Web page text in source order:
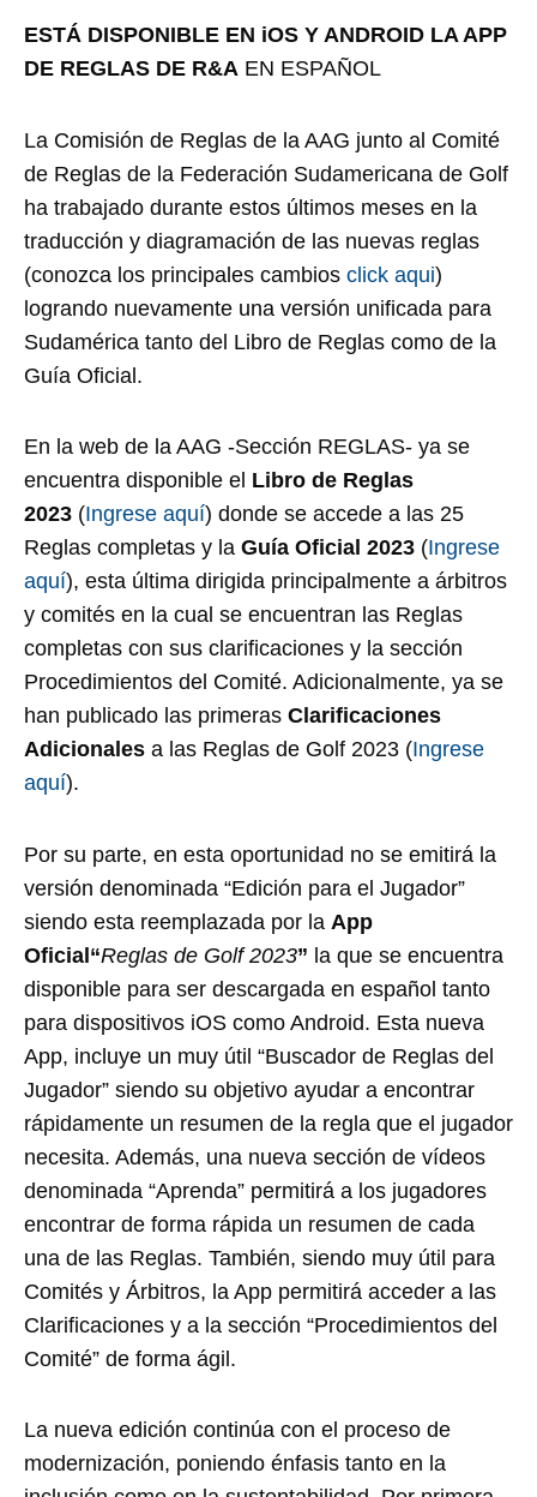
ESTÁ DISPONIBLE EN iOS Y ANDROID LA APP
DE REGLAS DE R&A EN ESPAÑOL
La Comisión de Reglas de la AAG junto al Comité
de Reglas de la Federación Sudamericana de Golf
ha trabajado durante estos últimos meses en la
traducción y diagramación de las nuevas reglas
(conozca los principales cambios click aqui)
logrando nuevamente una versión unificada para
Sudamérica tanto del Libro de Reglas como de la
Guía Oficial.
En la web de la AAG -Sección REGLAS- ya se
encuentra disponible el Libro de Reglas
2023 (Ingrese aquí) donde se accede a las 25
Reglas completas y la Guía Oficial 2023 (Ingrese
aquí), esta última dirigida principalmente a árbitros
y comités en la cual se encuentran las Reglas
completas con sus clarificaciones y la sección
Procedimientos del Comité. Adicionalmente, ya se
han publicado las primeras Clarificaciones
Adicionales a las Reglas de Golf 2023 (Ingrese
aquí).
Por su parte, en esta oportunidad no se emitirá la
versión denominada “Edición para el Jugador”
siendo esta reemplazada por la App
Oficial“Reglas de Golf 2023” la que se encuentra
disponible para ser descargada en español tanto
para dispositivos iOS como Android. Esta nueva
App, incluye un muy útil “Buscador de Reglas del
Jugador” siendo su objetivo ayudar a encontrar
rápidamente un resumen de la regla que el jugador
necesita. Además, una nueva sección de vídeos
denominada “Aprenda” permitirá a los jugadores
encontrar de forma rápida un resumen de cada
una de las Reglas. También, siendo muy útil para
Comités y Árbitros, la App permitirá acceder a las
Clarificaciones y a la sección “Procedimientos del
Comité” de forma ágil.
La nueva edición continúa con el proceso de
modernización, poniendo énfasis tanto en la